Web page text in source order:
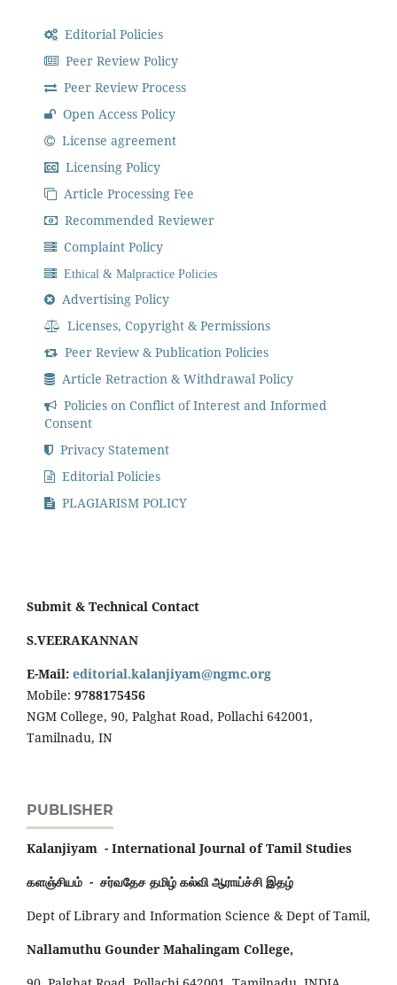
Editorial Policies
Peer Review Policy
Peer Review Process
Open Access Policy
License agreement
Licensing Policy
Article Processing Fee
Recommended Reviewer
Complaint Policy
Ethical & Malpractice Policies
Advertising Policy
Licenses, Copyright & Permissions
Peer Review & Publication Policies
Article Retraction & Withdrawal Policy
Policies on Conflict of Interest and Informed
Consent
Privacy Statement
Editorial Policies
PLAGIARISM POLICY
Submit & Technical Contact
S.VEERAKANNAN
E-Mail: editorial.kalanjiyam@ngmc.org
Mobile: 9788175456
NGM College, 90, Palghat Road, Pollachi 642001,
Tamilnadu, IN
PUBLISHER
Kalanjiyam - International Journal of Tamil Studies
களஞ்சியம் - சர்வதேச தமிழ் கல்வி ஆராய்ச்சி இதழ்
Dept of Library and Information Science & Dept of Tamil,
Nallamuthu Gounder Mahalingam College,